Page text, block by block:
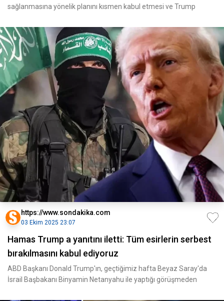
sağlanmasına yönelik planını kısmen kabul etmesi ve Trump
https://www.sondakika.com
03 Ekim 2025 23:07
Hamas Trump a yanıtını iletti: Tüm esirlerin serbest
bırakılmasını kabul ediyoruz
ABD Başkanı Donald Trump'ın, geçtiğimiz hafta Beyaz Saray'da
İsrail Başbakanı Binyamin Netanyahu ile yaptığı görüşmeden